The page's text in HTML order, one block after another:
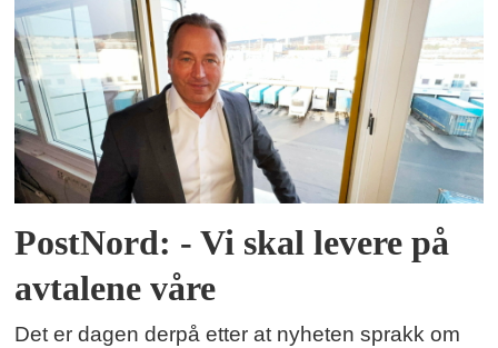
PostNord: - Vi skal levere på
avtalene våre
Det er dagen derpå etter at nyheten sprakk om